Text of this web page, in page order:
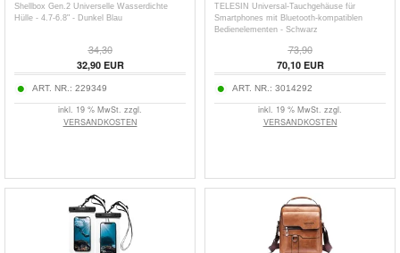
Shellbox Gen.2 Universelle Wasserdichte
Hülle - 4.7-6.8" - Dunkel Blau
34,30
32,90EUR
ART. NR.: 229349
inkl. 19 % MwSt. zzgl.
VERSANDKOSTEN
TELESIN Universal-Tauchgehäuse für
Smartphones mit Bluetooth-kompatiblen
Bedienelementen - Schwarz
73,90
70,10EUR
ART. NR.: 3014292
inkl. 19 % MwSt. zzgl.
VERSANDKOSTEN